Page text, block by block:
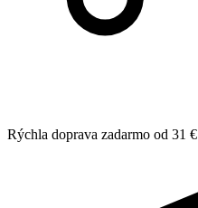
Rýchla doprava zadarmo od 31 €